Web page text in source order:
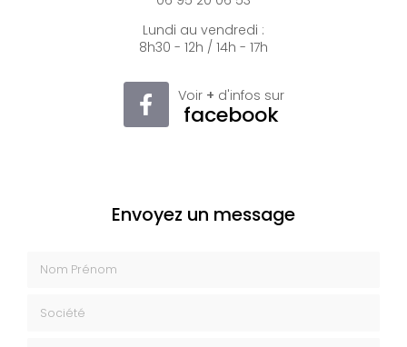
Lundi au vendredi :
8h30 - 12h / 14h - 17h
Voir + d'infos sur
facebook
Envoyez un message